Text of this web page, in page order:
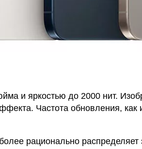
и яркостью до 2000 нит.
Частота обновления,
рационально